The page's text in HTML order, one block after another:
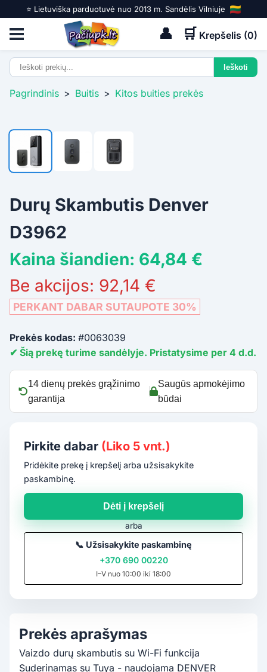
⭐️ Lietuviška parduotuvė nuo 2013 m. Sandėlis Vilniuje
👤 🛒 Krepšelis (0)
Pagrindinis > Buitis > Kitos buities prekės
Durų Skambutis Denver
D3962
Kaina šiandien: 64,84 €
Be akcijos: 92,14 €
PERKANT DABAR SUTAUPOTE 30%
Prekės kodas: #0063039
✔ Šią prekę turime sandėlyje. Pristatysime per 4 d.d.
14 dienų prekės grąžinimo
garantija
Saugūs apmokėjimo
būdai
Pirkite dabar (Liko 5 vnt.)
Pridėkite prekę į krepšelį arba užsisakykite
paskambinę.
Dėti į krepšelį
arba
📞 Užsisakykite paskambinę
+370 690 00220
I–V nuo 10:00 iki 18:00
Prekės aprašymas
Vaizdo durų skambutis su Wi-Fi funkcija
Suderinamas su Tuya - naudojama DENVER